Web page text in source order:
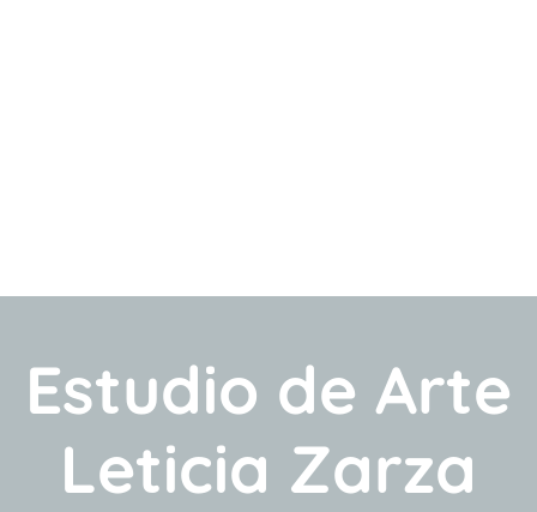
Estudio de Arte
Leticia Zarza